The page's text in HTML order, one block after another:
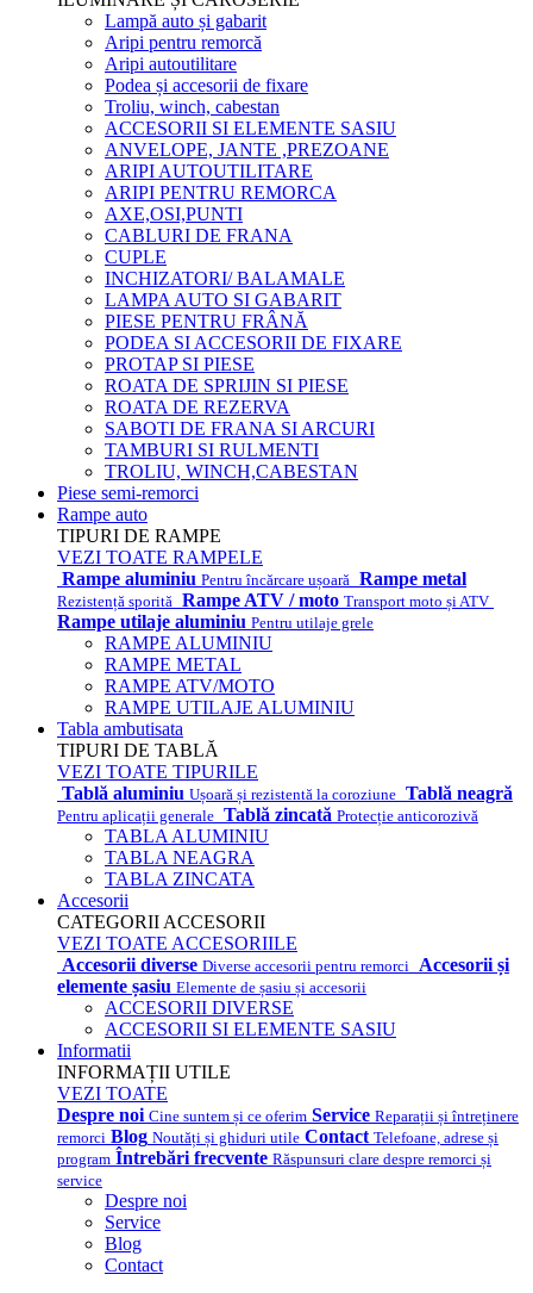
Lampă auto și gabarit
Aripi pentru remorcă
Aripi autoutilitare
Podea și accesorii de fixare
Troliu, winch, cabestan
ACCESORII SI ELEMENTE SASIU
ANVELOPE, JANTE ,PREZOANE
ARIPI AUTOUTILITARE
ARIPI PENTRU REMORCA
AXE,OSI,PUNTI
CABLURI DE FRANA
CUPLE
INCHIZATORI/ BALAMALE
LAMPA AUTO SI GABARIT
PIESE PENTRU FRÂNĂ
PODEA SI ACCESORII DE FIXARE
PROTAP SI PIESE
ROATA DE SPRIJIN SI PIESE
ROATA DE REZERVA
SABOTI DE FRANA SI ARCURI
TAMBURI SI RULMENTI
TROLIU, WINCH,CABESTAN
Piese semi-remorci
Rampe auto
TIPURI DE RAMPE
VEZI TOATE RAMPELE
Rampe aluminiu Pentru încărcare ușoară Rampe metal
Rezistență sporită Rampe ATV / moto Transport moto și ATV
Rampe utilaje aluminiu Pentru utilaje grele
RAMPE ALUMINIU
RAMPE METAL
RAMPE ATV/MOTO
RAMPE UTILAJE ALUMINIU
Tabla ambutisata
TIPURI DE TABLĂ
VEZI TOATE TIPURILE
Tablă aluminiu Ușoară și rezistentă la coroziune Tablă neagră
Pentru aplicații generale Tablă zincată Protecție anticorozivă
TABLA ALUMINIU
TABLA NEAGRA
TABLA ZINCATA
Accesorii
CATEGORII ACCESORII
VEZI TOATE ACCESORIILE
Accesorii diverse Diverse accesorii pentru remorci
Accesorii și
elemente șasiu Elemente de șasiu și accesorii
ACCESORII DIVERSE
ACCESORII SI ELEMENTE SASIU
Informatii
INFORMAȚII UTILE
VEZI TOATE
Despre noi Cine suntem și ce oferim Service Reparații și întreținere
remorci Blog Noutăți și ghiduri utile Contact Telefoane, adrese și
program Întrebări frecvente Răspunsuri clare despre remorci și
service
Despre noi
Service
Blog
Contact